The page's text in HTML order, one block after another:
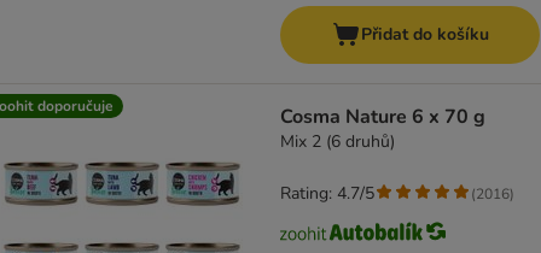
Přidat do košíku
doporučuje Cosma Nature 6 x 70 g
Mix 2 (6 druhů)
Rating: 4.7/5 (2016)